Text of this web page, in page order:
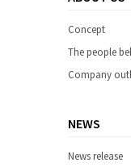
Concept
The people
Company
NEWS
News release